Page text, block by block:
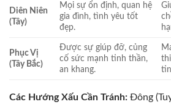
Diên Niên
(Tây)
Mọi sự ổn định, quan hệ
gia đình, tình yêu tốt
đẹp.
Phục Vị
(Tây Bắc)
Được sự giúp đỡ, củng
cố sức mạnh tinh thần,
an khang.
Các Hướng Xấu Cần Tránh: Đông